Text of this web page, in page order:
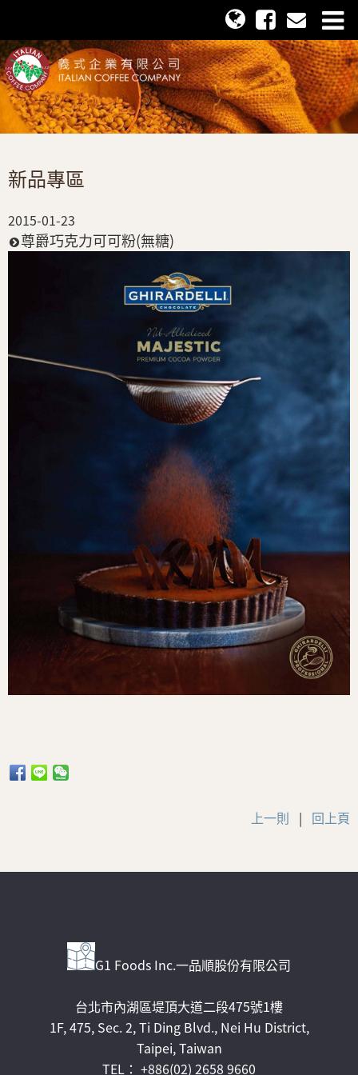
新品專區
2015-01-23
尊爵巧克力可可粉(無糖)
上一則 | 回上頁
G1 Foods Inc.一品順股份有限公司
台北市內湖區堤頂大道二段475號1樓
1F, 475, Sec. 2, Ti Ding Blvd., Nei Hu District,
Taipei, Taiwan
TEL： +886(02) 2658 9660